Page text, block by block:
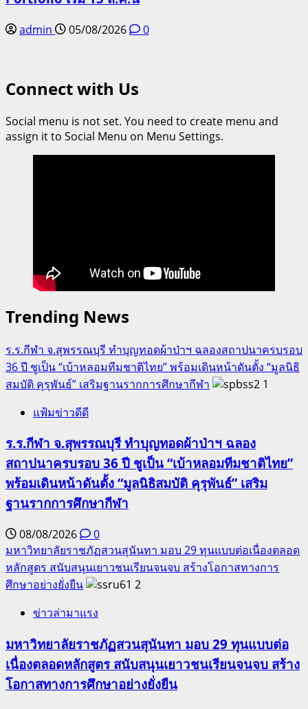
admin 05/08/2026 0
Connect with Us
Social menu is not set. You need to create menu and
assign it to Social Menu on Menu Settings.
Trending News
ร.ร.กีฬา จ.สุพรรณบุรี ทำบุญทอดผ้าป่าฯ ฉลองสถาปนาครบรอบ
36 ปี ชูเป็น “เบ้าหลอมทีมชาติไทย” พร้อมเดินหน้าดันตั้ง “มูลนิธิ
สมบัติ คุรุพันธ์” เสริมฐานรากการศึกษากีฬา
1
แฟ้มข่าวดีดี
ร.ร.กีฬา จ.สุพรรณบุรี ทำบุญทอดผ้าป่าฯ ฉลอง
สถาปนาครบรอบ 36 ปี ชูเป็น “เบ้าหลอมทีมชาติไทย”
พร้อมเดินหน้าดันตั้ง “มูลนิธิสมบัติ คุรุพันธ์” เสริม
ฐานรากการศึกษากีฬา
08/08/2026
0
มหาวิทยาลัยราชภัฏสวนสุนันทา มอบ 29 ทุนแบบต่อเนื่องตลอด
หลักสูตร สนับสนุนเยาวชนเรียนจนจบ สร้างโอกาสทางการ
ศึกษาอย่างยั่งยืน
2
ข่าวล่ามาแรง
มหาวิทยาลัยราชภัฏสวนสุนันทา มอบ 29 ทุนแบบต่อ
เนื่องตลอดหลักสูตร สนับสนุนเยาวชนเรียนจนจบ สร้าง
โอกาสทางการศึกษาอย่างยั่งยืน